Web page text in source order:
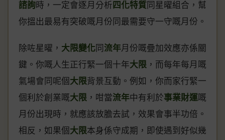
諮詢時，一定會逐月分析 四化特質 同星曜組合，幫
你搵出最易有突破嘅月份同最需要守一守嘅月份。
除咗星曜， 大限變化 同 流年月份嘅疊加效應亦係關
鍵。你嘅人生正行緊一個十年大限 ，而每年每月嘅
氣場會同呢個 大限背景互動。例如，你而家行緊一
個利於創業嘅大限 ，咁當流年中有利於事業財運嘅
月份出現時，就應該放膽去試，效果會事半功倍。
相反，如果個 大限本身係守成期，即使遇到好似幾